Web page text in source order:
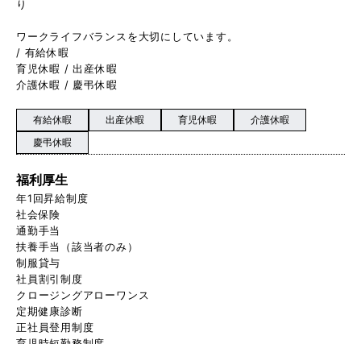
り
ワークライフバランスを大切にしています。
/ 有給休暇
育児休暇 / 出産休暇
介護休暇 / 慶弔休暇
有給休暇 出産休暇 育児休暇
介護休暇
慶弔休暇
福利厚生
年1回昇給制度
社会保険
通勤手当
扶養手当（該当者のみ）
制服貸与
社員割引制度
クロージングアローワンス
定期健康診断
正社員登用制度